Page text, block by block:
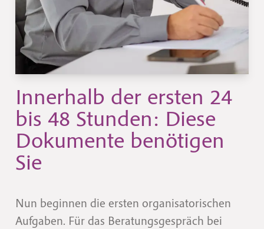
Innerhalb der ersten 24
bis 48 Stunden: Diese
Dokumente benötigen
Sie
Nun beginnen die ersten organisatorischen
Aufgaben. Für das Beratungsgespräch bei